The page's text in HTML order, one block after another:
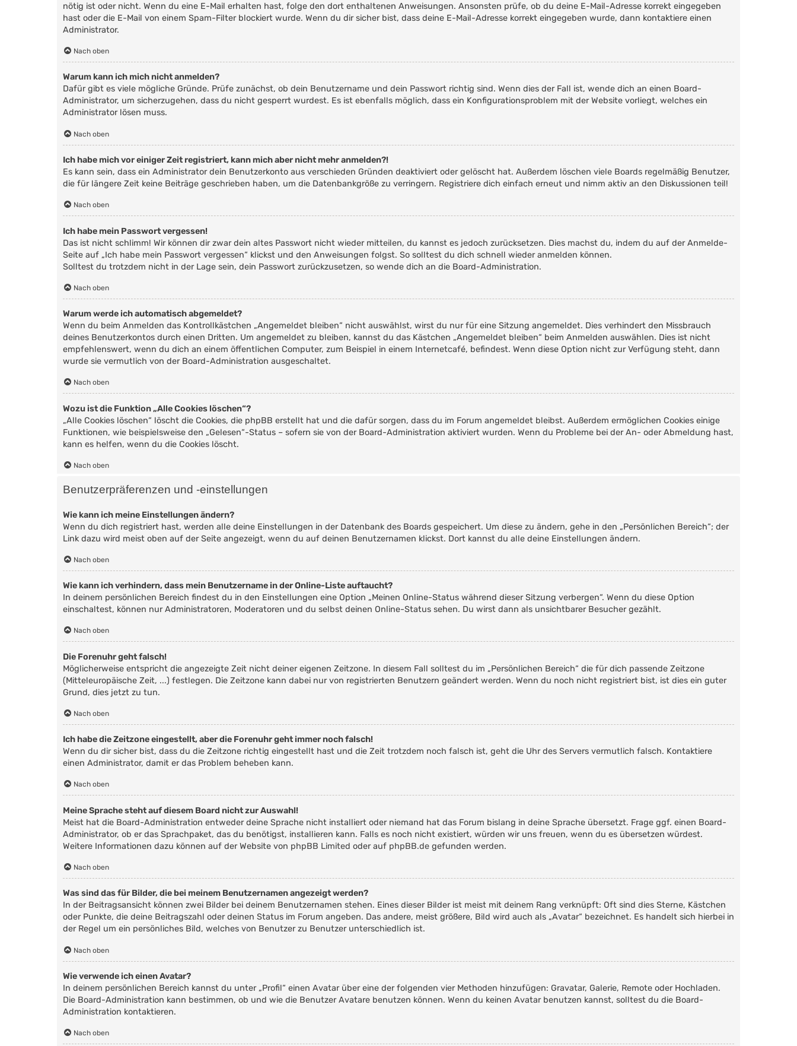
nötig ist oder nicht. Wenn du eine E-Mail erhalten hast, folge den dort enthaltenen Anweisungen. Ansonsten prüfe, ob du deine E-Mail-Adresse korrekt eingegeben
hast oder die E-Mail von einem Spam-Filter blockiert wurde. Wenn du dir sicher bist, dass deine E-Mail-Adresse korrekt eingegeben wurde, dann kontaktiere einen
Administrator.
Nach oben
Warum kann ich mich nicht anmelden?
Dafür gibt es viele mögliche Gründe. Prüfe zunächst, ob dein Benutzername und dein Passwort richtig sind. Wenn dies der Fall ist, wende dich an einen Board-
Administrator, um sicherzugehen, dass du nicht gesperrt wurdest. Es ist ebenfalls möglich, dass ein Konfigurationsproblem mit der Website vorliegt, welches ein
Administrator lösen muss.
Nach oben
Ich habe mich vor einiger Zeit registriert, kann mich aber nicht mehr anmelden?!
Es kann sein, dass ein Administrator dein Benutzerkonto aus verschieden Gründen deaktiviert oder gelöscht hat. Außerdem löschen viele Boards regelmäßig Benutzer,
die für längere Zeit keine Beiträge geschrieben haben, um die Datenbankgröße zu verringern. Registriere dich einfach erneut und nimm aktiv an den Diskussionen teil!
Nach oben
Ich habe mein Passwort vergessen!
Das ist nicht schlimm! Wir können dir zwar dein altes Passwort nicht wieder mitteilen, du kannst es jedoch zurücksetzen. Dies machst du, indem du auf der Anmelde-
Seite auf „Ich habe mein Passwort vergessen“ klickst und den Anweisungen folgst. So solltest du dich schnell wieder anmelden können.
Solltest du trotzdem nicht in der Lage sein, dein Passwort zurückzusetzen, so wende dich an die Board-Administration.
Nach oben
Warum werde ich automatisch abgemeldet?
Wenn du beim Anmelden das Kontrollkästchen „Angemeldet bleiben“ nicht auswählst, wirst du nur für eine Sitzung angemeldet. Dies verhindert den Missbrauch
deines Benutzerkontos durch einen Dritten. Um angemeldet zu bleiben, kannst du das Kästchen „Angemeldet bleiben“ beim Anmelden auswählen. Dies ist nicht
empfehlenswert, wenn du dich an einem öffentlichen Computer, zum Beispiel in einem Internetcafé, befindest. Wenn diese Option nicht zur Verfügung steht, dann
wurde sie vermutlich von der Board-Administration ausgeschaltet.
Nach oben
Wozu ist die Funktion „Alle Cookies löschen“?
„Alle Cookies löschen“ löscht die Cookies, die phpBB erstellt hat und die dafür sorgen, dass du im Forum angemeldet bleibst. Außerdem ermöglichen Cookies einige
Funktionen, wie beispielsweise den „Gelesen“-Status – sofern sie von der Board-Administration aktiviert wurden. Wenn du Probleme bei der An- oder Abmeldung hast,
kann es helfen, wenn du die Cookies löscht.
Nach oben
Benutzerpräferenzen und -einstellungen
Wie kann ich meine Einstellungen ändern?
Wenn du dich registriert hast, werden alle deine Einstellungen in der Datenbank des Boards gespeichert. Um diese zu ändern, gehe in den „Persönlichen Bereich“; der
Link dazu wird meist oben auf der Seite angezeigt, wenn du auf deinen Benutzernamen klickst. Dort kannst du alle deine Einstellungen ändern.
Nach oben
Wie kann ich verhindern, dass mein Benutzername in der Online-Liste auftaucht?
In deinem persönlichen Bereich findest du in den Einstellungen eine Option „Meinen Online-Status während dieser Sitzung verbergen“. Wenn du diese Option
einschaltest, können nur Administratoren, Moderatoren und du selbst deinen Online-Status sehen. Du wirst dann als unsichtbarer Besucher gezählt.
Nach oben
Die Forenuhr geht falsch!
Möglicherweise entspricht die angezeigte Zeit nicht deiner eigenen Zeitzone. In diesem Fall solltest du im „Persönlichen Bereich“ die für dich passende Zeitzone
(Mitteleuropäische Zeit, ...) festlegen. Die Zeitzone kann dabei nur von registrierten Benutzern geändert werden. Wenn du noch nicht registriert bist, ist dies ein guter
Grund, dies jetzt zu tun.
Nach oben
Ich habe die Zeitzone eingestellt, aber die Forenuhr geht immer noch falsch!
Wenn du dir sicher bist, dass du die Zeitzone richtig eingestellt hast und die Zeit trotzdem noch falsch ist, geht die Uhr des Servers vermutlich falsch. Kontaktiere
einen Administrator, damit er das Problem beheben kann.
Nach oben
Meine Sprache steht auf diesem Board nicht zur Auswahl!
Meist hat die Board-Administration entweder deine Sprache nicht installiert oder niemand hat das Forum bislang in deine Sprache übersetzt. Frage ggf. einen Board-
Administrator, ob er das Sprachpaket, das du benötigst, installieren kann. Falls es noch nicht existiert, würden wir uns freuen, wenn du es übersetzen würdest.
Weitere Informationen dazu können auf der Website von phpBB Limited oder auf phpBB.de gefunden werden.
Nach oben
Was sind das für Bilder, die bei meinem Benutzernamen angezeigt werden?
In der Beitragsansicht können zwei Bilder bei deinem Benutzernamen stehen. Eines dieser Bilder ist meist mit deinem Rang verknüpft: Oft sind dies Sterne, Kästchen
oder Punkte, die deine Beitragszahl oder deinen Status im Forum angeben. Das andere, meist größere, Bild wird auch als „Avatar“ bezeichnet. Es handelt sich hierbei in
der Regel um ein persönliches Bild, welches von Benutzer zu Benutzer unterschiedlich ist.
Nach oben
Wie verwende ich einen Avatar?
In deinem persönlichen Bereich kannst du unter „Profil“ einen Avatar über eine der folgenden vier Methoden hinzufügen: Gravatar, Galerie, Remote oder Hochladen.
Die Board-Administration kann bestimmen, ob und wie die Benutzer Avatare benutzen können. Wenn du keinen Avatar benutzen kannst, solltest du die Board-
Administration kontaktieren.
Nach oben